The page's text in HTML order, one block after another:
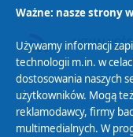
Ważne: nasze strony
Używamy informacji
technologii m.in. w
dostosowania naszych
użytkowników. Mogą
reklamodawcy, firmy
multimedialnych. W